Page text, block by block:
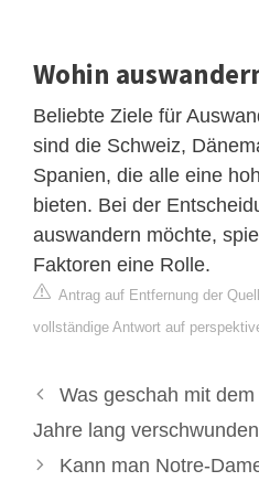
Wohin
Beliebte Ziele für
sind die Schweiz,
Spanien, die alle eine
bieten. Bei der
auswandern möchte,
Faktoren eine Rolle.
Antrag auf Entfernung der
vollständige Antwort auf
Was geschah mit
Jahre lang
Kann man Notre-